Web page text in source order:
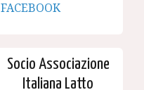
FACEBOOK
Socio Associazione
Italiana Latto